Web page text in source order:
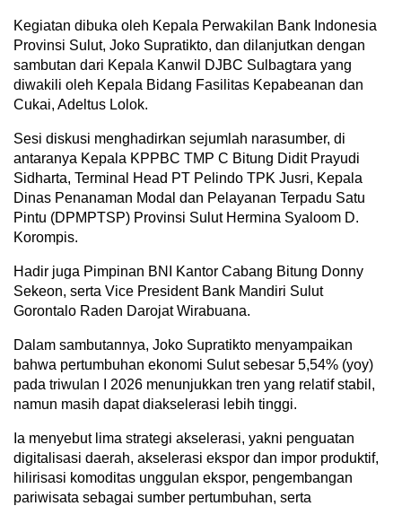
Kegiatan dibuka oleh Kepala Perwakilan Bank Indonesia
Provinsi Sulut, Joko Supratikto, dan dilanjutkan dengan
sambutan dari Kepala Kanwil DJBC Sulbagtara yang
diwakili oleh Kepala Bidang Fasilitas Kepabeanan dan
Cukai, Adeltus Lolok.
Sesi diskusi menghadirkan sejumlah narasumber, di
antaranya Kepala KPPBC TMP C Bitung Didit Prayudi
Sidharta, Terminal Head PT Pelindo TPK Jusri, Kepala
Dinas Penanaman Modal dan Pelayanan Terpadu Satu
Pintu (DPMPTSP) Provinsi Sulut Hermina Syaloom D.
Korompis.
Hadir juga Pimpinan BNI Kantor Cabang Bitung Donny
Sekeon, serta Vice President Bank Mandiri Sulut
Gorontalo Raden Darojat Wirabuana.
Dalam sambutannya, Joko Supratikto menyampaikan
bahwa pertumbuhan ekonomi Sulut sebesar 5,54% (yoy)
pada triwulan I 2026 menunjukkan tren yang relatif stabil,
namun masih dapat diakselerasi lebih tinggi.
Ia menyebut lima strategi akselerasi, yakni penguatan
digitalisasi daerah, akselerasi ekspor dan impor produktif,
hilirisasi komoditas unggulan ekspor, pengembangan
pariwisata sebagai sumber pertumbuhan, serta